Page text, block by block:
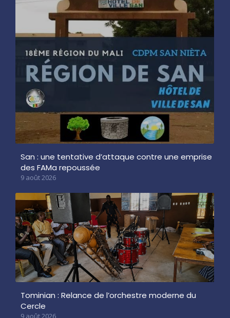
San : une tentative d’attaque contre une emprise
des FAMa repoussée
9 août 2026
Tominian : Relance de l’orchestre moderne du
Cercle
9 août 2026